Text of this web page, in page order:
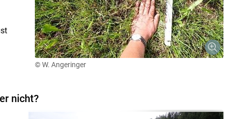
© W. Angeringer
nicht?